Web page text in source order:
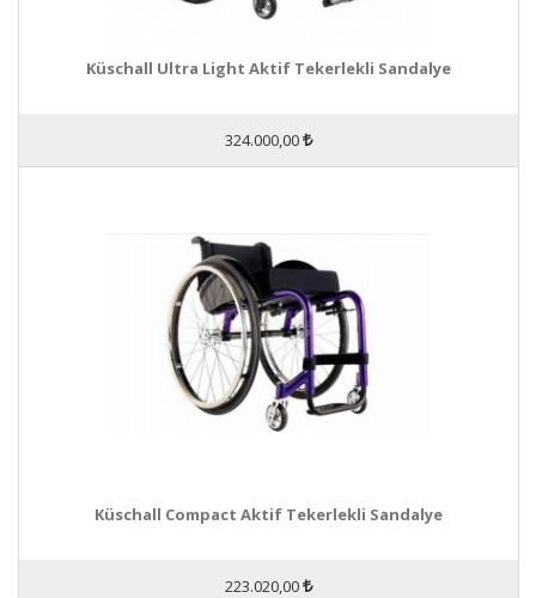
Küschall Ultra Light Aktif Tekerlekli Sandalye
324.000,00
Küschall Compact Aktif Tekerlekli Sandalye
223.020,00